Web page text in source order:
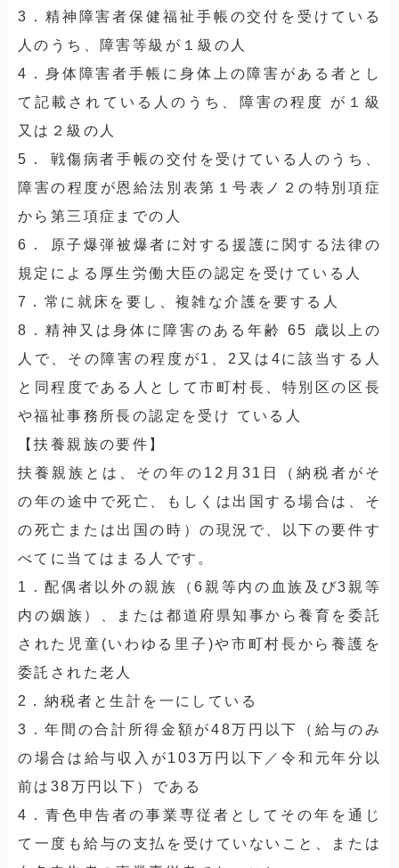
3．精神障害者保健福祉手帳の交付を受けている
人のうち、障害等級が１級の人
4．身体障害者手帳に身体上の障害がある者とし
て記載されている人のうち、障害の程度 が１級
又は２級の人
5． 戦傷病者手帳の交付を受けている人のうち、
障害の程度が恩給法別表第１号表ノ２の特別項症
から第三項症までの人
6． 原子爆弾被爆者に対する援護に関する法律の
規定による厚生労働大臣の認定を受けている人
7．常に就床を要し、複雑な介護を要する人
8．精神又は身体に障害のある年齢 65 歳以上の
人で、その障害の程度が1、2又は4に該当する人
と同程度である人として市町村長、特別区の区長
や福祉事務所長の認定を受け ている人
【扶養親族の要件】
扶養親族とは、その年の12月31日（納税者がそ
の年の途中で死亡、もしくは出国する場合は、そ
の死亡または出国の時）の現況で、以下の要件す
べてに当てはまる人です。
1．配偶者以外の親族（6親等内の血族及び3親等
内の姻族）、または都道府県知事から養育を委託
された児童(いわゆる里子)や市町村長から養護を
委託された老人
2．納税者と生計を一にしている
3．年間の合計所得金額が48万円以下（給与のみ
の場合は給与収入が103万円以下／令和元年分以
前は38万円以下）である
4．青色申告者の事業専従者としてその年を通じ
て一度も給与の支払を受けていないこと、または